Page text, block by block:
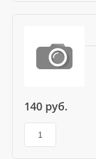
140 руб.